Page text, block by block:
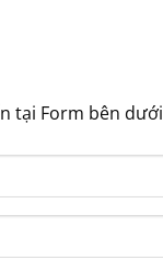
tại Form bên